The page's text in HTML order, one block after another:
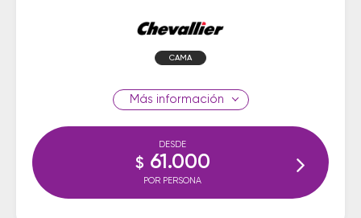
CAMA
información
DESDE
$ 61.000
POR PERSONA